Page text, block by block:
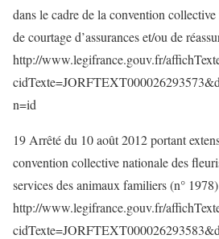
dans le cadre de la convention
de courtage d’assurances et/ou de
http://www.legifrance.gouv.fr/
n=id
19 Arrêté du 10 août 2012 portant
convention collective nationale des
services des animaux familiers (n° 1978)
http://www.legifrance.gouv.fr/